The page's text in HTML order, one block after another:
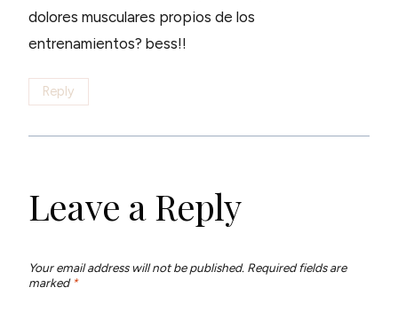
dolores musculares propios de los
entrenamientos? bess!!
Reply
Leave a Reply
Your email address will not be published. Required fields are
marked *